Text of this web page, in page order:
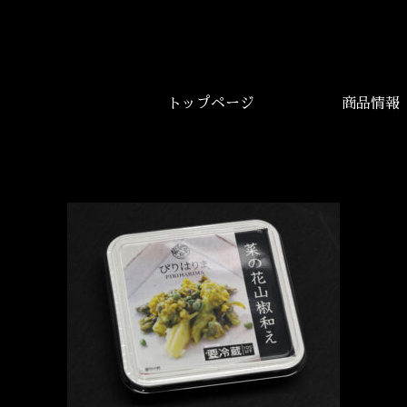
トップページ 商品情報